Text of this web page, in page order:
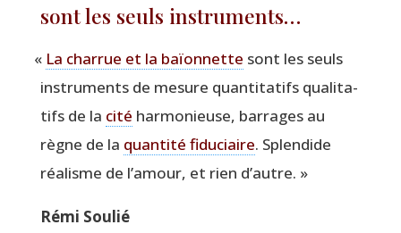
sont les seuls instruments…
« La char­rue et la baïon­nette sont les seuls
ins­tru­ments de mesure quan­ti­ta­tifs qua­li­ta­
tifs de la cité har­mo­nieuse, bar­rages au
règne de la quan­ti­té fidu­ciaire. Splen­dide
réa­lisme de l’amour, et rien d’autre. »
Rémi Sou­lié